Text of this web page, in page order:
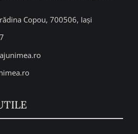
Copou, 700506, Iași